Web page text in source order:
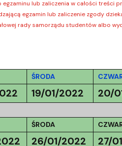
egzaminu lub zaliczenia w całości
egzamin lub zaliczenie zgody
rady samorządu studentów albo
ŚRODA
19/01/2022 20/
ŚRODA
26/01/2022 27/